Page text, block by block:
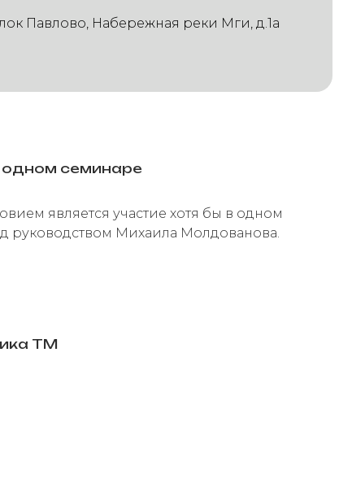
Павлово, Набережная реки Мги, д.1а
одном семинаре
является участие хотя бы в одном
руководством Михаила Молдованова.
ТМ